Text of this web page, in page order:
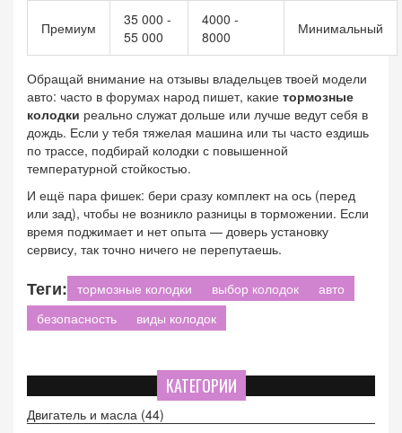
Премиум
35 000 -
55 000
4000 -
8000
Минимальный
Обращай внимание на отзывы владельцев твоей модели
авто: часто в форумах народ пишет, какие тормозные
колодки реально служат дольше или лучше ведут себя в
дождь. Если у тебя тяжелая машина или ты часто ездишь
по трассе, подбирай колодки с повышенной
температурной стойкостью.
И ещё пара фишек: бери сразу комплект на ось (перед
или зад), чтобы не возникло разницы в торможении. Если
время поджимает и нет опыта — доверь установку
сервису, так точно ничего не перепутаешь.
Теги: тормозные колодки выбор колодок
авто
безопасность
виды колодок
КАТЕГОРИИ
Двигатель и масла (44)